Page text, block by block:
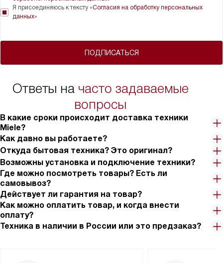
ПОДПИСАТЬСЯ
Я присоединяюсь к тексту «Согласия на обработку персональных
данных»
Ответы на часто задаваемые
вопросы
В какие сроки происходит доставка техники
Miele?
Как давно вы работаете?
Откуда бытовая техника? Это оригинал?
Возможны установка и подключение техники?
Где можно посмотреть товары? Есть ли
самовывоз?
Действует ли гарантия на товар?
Как можно оплатить товар, и когда внести
оплату?
Техника в наличии в России или это предзаказ?